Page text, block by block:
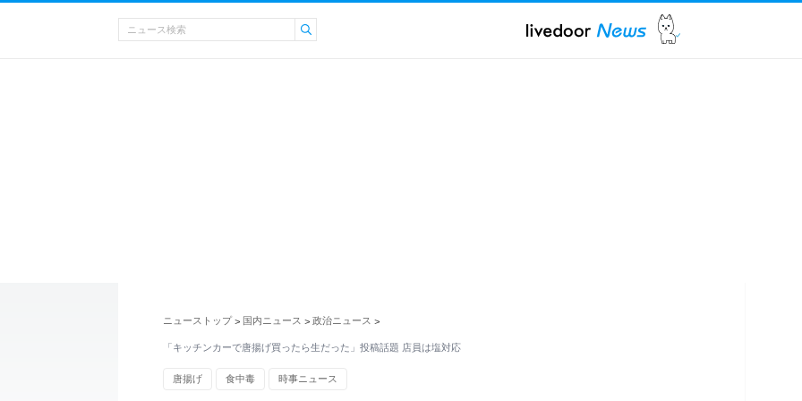
ニューストップ > 国内ニュース > 政治ニュース >
「キッチンカーで唐揚げ買ったら生だった」投稿話題 店員は塩対応
唐揚げ 食中毒 時事ニュース